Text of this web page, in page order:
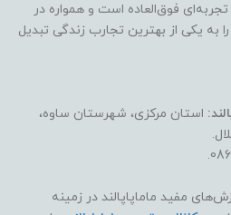
فوق‌العاده است و همواره در
به یکی از بهترین تجارب زندگی تبدیل
استان مرکزی، شهرستان ساوه،
مفید ماماپاپالند در زمینه